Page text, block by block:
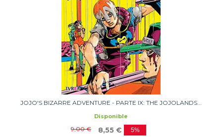
JOJO'S BIZARRE ADVENTURE - PARTE IX: THE JOJOLANDS...
Disponible
9,00 € 8,55 € 5%